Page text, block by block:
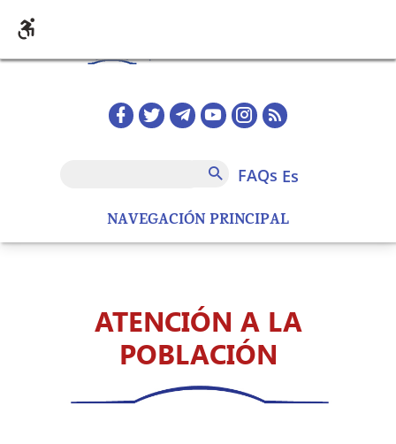
NAVEGACIÓN PRINCIPAL
Redes sociales home
FAQs
FAQs es
ATENCIÓN A LA
POBLACIÓN